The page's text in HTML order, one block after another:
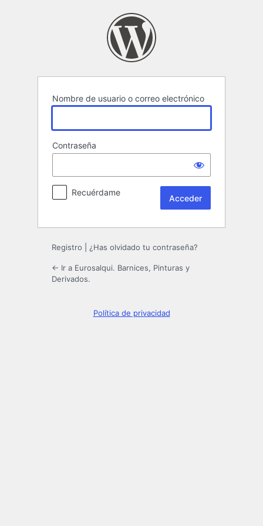
Nombre de usuario o correo electrónico
Contraseña
Recuérdame
Registro ¿Has olvidado tu contraseña?
← Ir a Eurosalqui. Barnices, Pinturas y
Derivados.
Política de privacidad